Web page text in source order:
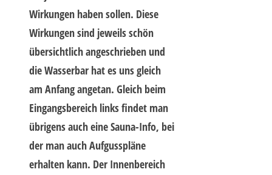
Wirkungen haben sollen. Diese
Wirkungen sind jeweils schön
übersichtlich angeschrieben und
die Wasserbar hat es uns gleich
am Anfang angetan. Gleich beim
Eingangsbereich links findet man
übrigens auch eine Sauna-Info, bei
der man auch Aufgusspläne
erhalten kann. Der Innenbereich